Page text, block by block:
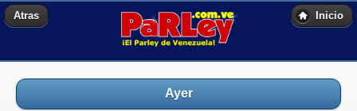
Atras Inicio
Ayer